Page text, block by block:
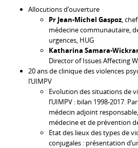
Allocutions d’ouverture
Pr Jean-Michel Gaspoz,
médecine communautaire,
urgences, HUG
Katharina Samara-
Director of Issues Affecting
20 ans de clinique des violences
l’UIMPV
Evolution des situations de
l’UIMPV : bilan 1998-2017. Par
médecin adjoint
médecine et de prévention
Etat des lieux des types de
conjugales : présentation